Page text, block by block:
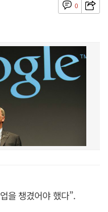
0
을 챙겼어야 했다”.